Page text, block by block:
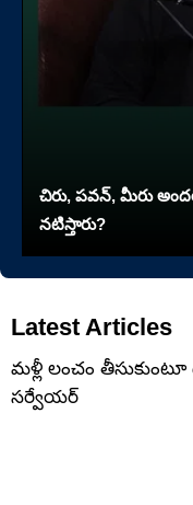
చిరు, పవన్, మీరు
నటిస్తారు?
Latest Articles
మళ్లీ లంచం
సర్వేయర్